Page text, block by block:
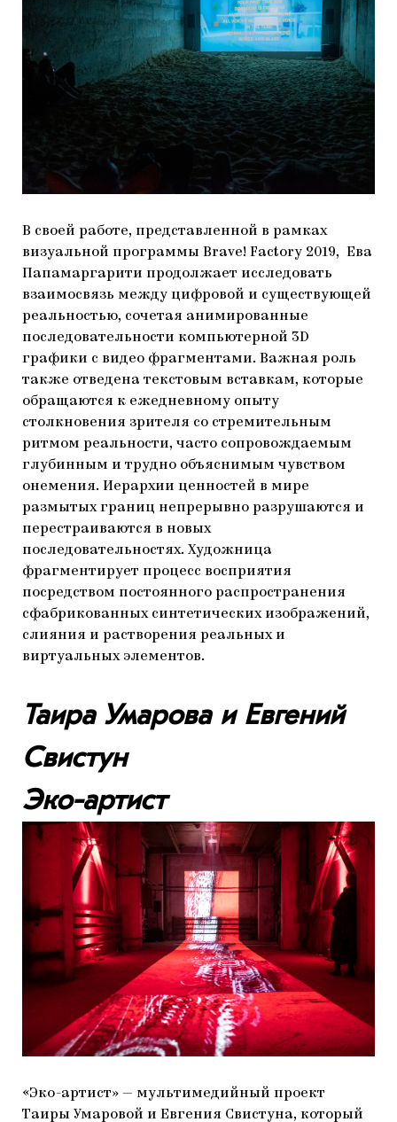
В своей работе, представленной в рамках
визуальной программы Brave! Factory 2019, Ева
Папамаргарити продолжает исследовать
взаимосвязь между цифровой и существующей
реальностью, сочетая анимированные
последовательности компьютерной 3D
графики с видео фрагментами. Важная роль
также отведена текстовым вставкам, которые
обращаются к ежедневному опыту
столкновения зрителя со стремительным
ритмом реальности, часто сопровождаемым
глубинным и трудно объяснимым чувством
онемения. Иерархии ценностей в мире
размытых границ непрерывно разрушаются и
перестраиваются в новых
последовательностях. Художница
фрагментирует процесс восприятия
посредством постоянного распространения
сфабрикованных синтетических изображений,
слияния и растворения реальных и
виртуальных элементов.
Таира Умарова и Евгений
Свистун
Эко-артист
«Эко-артист» — мультимедийный проект
Таиры Умаровой и Евгения Свистуна, который